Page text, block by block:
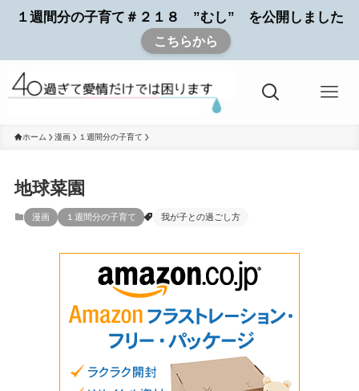
１週間分の子育て＃２１８ ”むし” を公開しました
こちらから
ホーム 漫画 １週間分の子育て
地球菜園
漫画 １週間分の子育て 我が子との過ごし方